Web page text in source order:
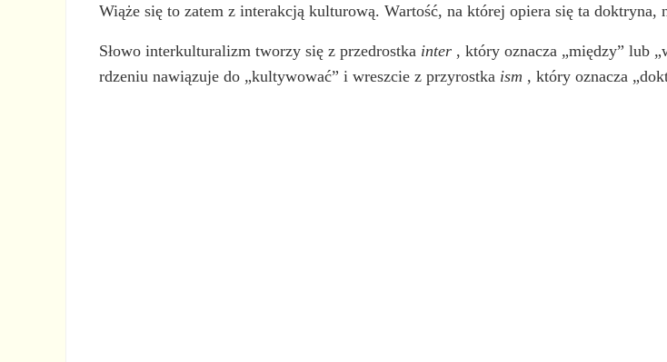
Wiąże się to zatem z interakcją kulturową. Wartość, na której opiera się ta doktryna,
Słowo interkulturalizm tworzy się z przedrostka inter , który oznacza „między” lub
rdzeniu nawiązuje do „kultywować” i wreszcie z przyrostka ism , który oznacza